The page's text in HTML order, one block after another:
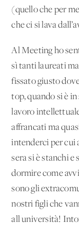
(quello che per
che ci si lava
Al Meeting ho
sì tanti laureati
fissato giusto
top, quando si è
lavoro
affrancati ma
intenderci per cui
sera si è stanchi e
dormire come
sono gli
nostri figli che
all'università!